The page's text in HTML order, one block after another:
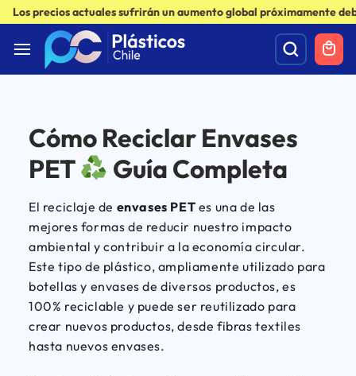
Los precios actuales sufrirán un aumento global próximamente
Cómo Reciclar Envases
PET
Guía Completa
El reciclaje de envases PET es una de las
mejores formas de reducir nuestro impacto
ambiental y contribuir a la economía circular.
Este tipo de plástico, ampliamente utilizado para
botellas y envases de diversos productos, es
100% reciclable y puede ser reutilizado para
crear nuevos productos, desde fibras textiles
hasta nuevos envases.